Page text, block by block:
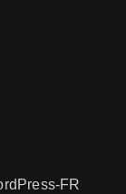
FR